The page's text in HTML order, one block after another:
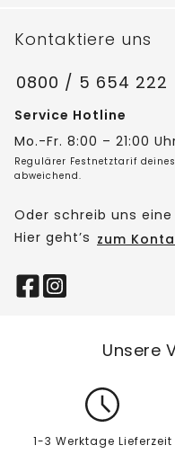
Kontaktiere uns
0800 / 5 654 222
Service Hotline
Mo.-Fr. 8:00 – 21:00
Regulärer Festnetztarif
abweichend.
Oder schreib uns
Hier geht’s zum
Unsere
1-3 Werktage Lieferzeit